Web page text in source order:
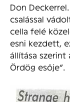
Don
csalással
cella felé
esni kezdett,
állítása szerint
Ördög esője”.